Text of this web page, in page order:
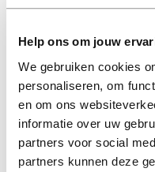
Help ons om jouw
We gebruiken cookies
personaliseren, om
en om ons
informatie over uw
partners voor social
partners kunnen deze
€ 36,90
Paperback - 2023